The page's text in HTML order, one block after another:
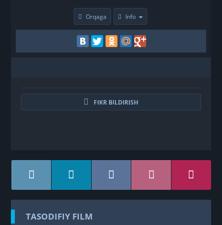
Orqaga Info
FIKR BILDIRISH
TASODIFIY FILM